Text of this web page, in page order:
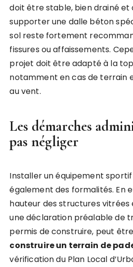
doit être stable, bien drainé et
supporter une dalle béton
sol reste fortement
fissures ou affaissements.
projet doit être adapté à la
notamment en cas de terrain
au vent.
Les démarches
pas négliger
Installer un équipement
également des formalités. En
hauteur des structures vitrées
une déclaration préalable de
permis de construire, peut être
construire un terrain de
vérification du Plan Local